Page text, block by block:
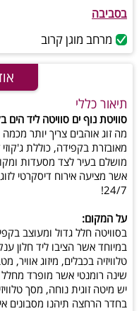
בסביבה
מרחב מוגן קרוב
תיאור כללי
סוויטת נוף ים סוויטה ליד הים
מה זוג אוהבים צריך יותר
מאובזרת בקפידה, כוללת
מושלם בעיר לצד מסעדות
אשר מציעה אירוח דיסקרטי
24/7!
על המקום:
בסוויטה חלל גדול ומעוצב
במיוחד אשר הציבו ליד חלון
טלוויזיה בכבלים, מיזוג
שינה רומנטי אשר מופרד מחלל
יש מיטה זוגית נוחה, מסך
בחדר הרחצה תיהנו מסבונים